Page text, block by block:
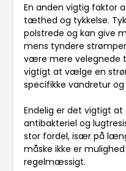
En anden vigtig faktor
tæthed og tykkelse.
polstrede og kan give
mens tyndere
være mere velegnede
vigtigt at vælge en
specifikke vandretur
Endelig er det vigtigt
antibakteriel og
stor fordel, især på
måske ikke er
regelmæssigt.